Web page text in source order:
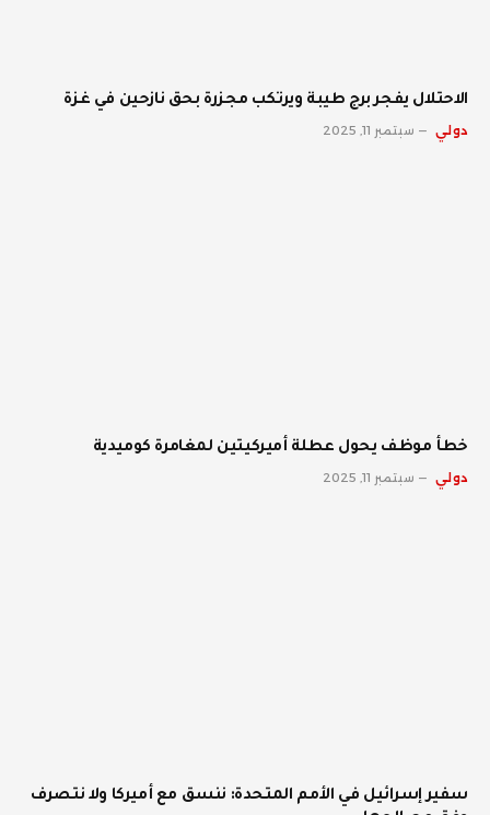
الاحتلال يفجر برج طيبة ويرتكب مجزرة بحق نازحين في غزة
دولي سبتمبر 11, 2025
خطأ موظف يحول عطلة أميركيتين لمغامرة كوميدية
دولي سبتمبر 11, 2025
سفير إسرائيل في الأمم المتحدة: ننسق مع أميركا ولا نتصرف